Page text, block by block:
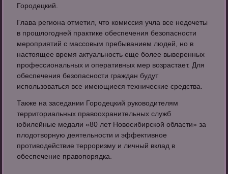
Городецкий.
Глава региона отметил, что комиссия учла все недочеты
в прошлогодней практике обеспечения безопасности
мероприятий с массовым пребыванием людей, но в
настоящее время актуальность еще более выверенных
профессиональных и оперативных мер возрастает. Для
обеспечения безопасности граждан будут
использоваться все имеющиеся технические средства.
Также на заседании Городецкий руководителям
территориальных правоохранительных служб
юбилейные медали «80 лет Новосибирской области» за
плодотворную деятельности и эффективное
противодействие терроризму и личный вклад в
обеспечение правопорядка.